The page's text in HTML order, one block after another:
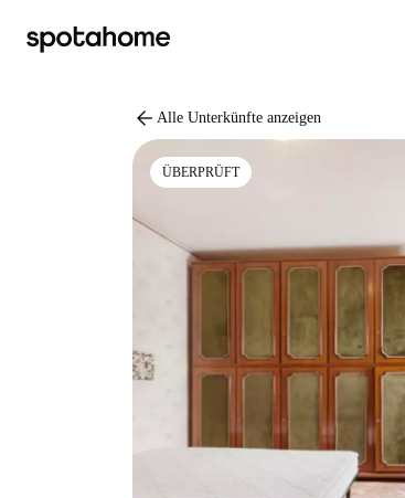
arrow_back Alle Unterkünfte anzeigen
ÜBERPRÜFT